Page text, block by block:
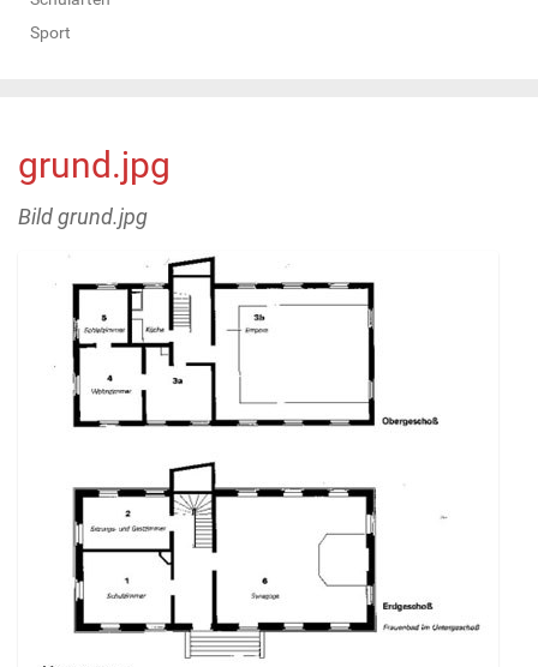
Sport
grund.jpg
Bild grund.jpg